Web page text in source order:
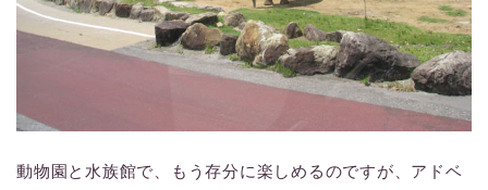
動物園と水族館で、もう存分に楽しめるのですが、アドベ
HOME